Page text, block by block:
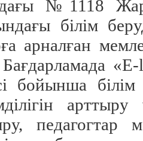
№1118
білім
арналған
бойынша